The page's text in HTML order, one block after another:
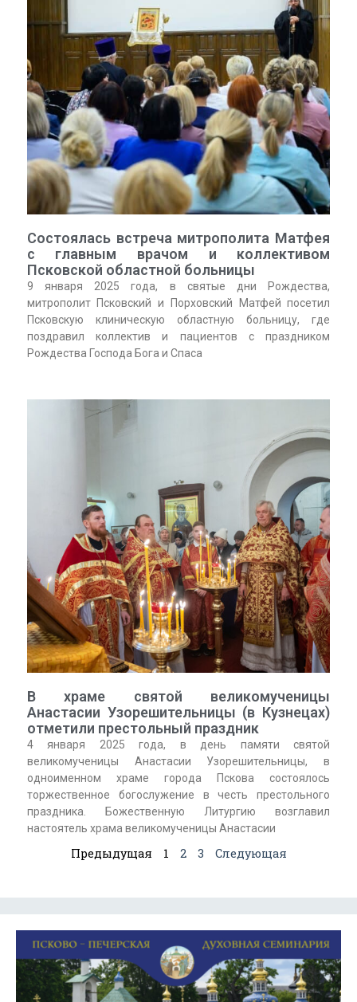
Состоялась встреча митрополита Матфея
с главным врачом и коллективом
Псковской областной больницы
9 января 2025 года, в святые дни Рождества,
митрополит Псковский и Порховский Матфей посетил
Псковскую клиническую областную больницу, где
поздравил коллектив и пациентов с праздником
Рождества Господа Бога и Спаса
В храме святой великомученицы
Анастасии Узорешительницы (в Кузнецах)
отметили престольный праздник
4 января 2025 года, в день памяти святой
великомученицы Анастасии Узорешительницы, в
одноименном храме города Пскова состоялось
торжественное богослужение в честь престольного
праздника. Божественную Литургию возглавил
настоятель храма великомученицы Анастасии
Предыдущая 1 2 3 Следующая